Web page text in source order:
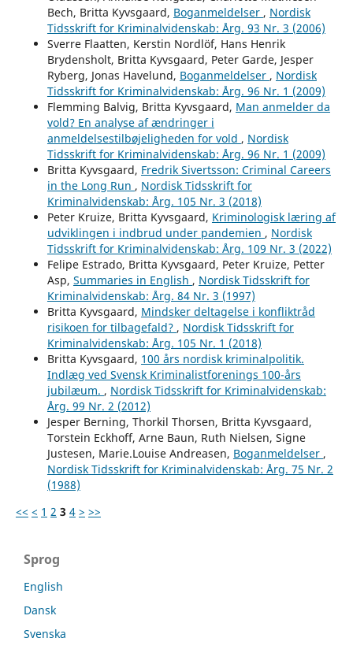
Bech, Britta Kyvsgaard, Boganmeldelser , Nordisk
Tidsskrift for Kriminalvidenskab: Årg. 93 Nr. 3 (2006)
Sverre Flaatten, Kerstin Nordlöf, Hans Henrik
Brydensholt, Britta Kyvsgaard, Peter Garde, Jesper
Ryberg, Jonas Havelund, Boganmeldelser , Nordisk
Tidsskrift for Kriminalvidenskab: Årg. 96 Nr. 1 (2009)
Flemming Balvig, Britta Kyvsgaard, Man anmelder da
vold? En analyse af ændringer i
anmeldelsestilbøjeligheden for vold , Nordisk
Tidsskrift for Kriminalvidenskab: Årg. 96 Nr. 1 (2009)
Britta Kyvsgaard, Fredrik Sivertsson: Criminal Careers
in the Long Run , Nordisk Tidsskrift for
Kriminalvidenskab: Årg. 105 Nr. 3 (2018)
Peter Kruize, Britta Kyvsgaard, Kriminologisk læring af
udviklingen i indbrud under pandemien , Nordisk
Tidsskrift for Kriminalvidenskab: Årg. 109 Nr. 3 (2022)
Felipe Estrado, Britta Kyvsgaard, Peter Kruize, Petter
Asp, Summaries in English , Nordisk Tidsskrift for
Kriminalvidenskab: Årg. 84 Nr. 3 (1997)
Britta Kyvsgaard, Mindsker deltagelse i konfliktråd
risikoen for tilbagefald? , Nordisk Tidsskrift for
Kriminalvidenskab: Årg. 105 Nr. 1 (2018)
Britta Kyvsgaard, 100 års nordisk kriminalpolitik.
Indlæg ved Svensk Kriminalistforenings 100-års
jubilæum. , Nordisk Tidsskrift for Kriminalvidenskab:
Årg. 99 Nr. 2 (2012)
Jesper Berning, Thorkil Thorsen, Britta Kyvsgaard,
Torstein Eckhoff, Arne Baun, Ruth Nielsen, Signe
Justesen, Marie.Louise Andreasen, Boganmeldelser ,
Nordisk Tidsskrift for Kriminalvidenskab: Årg. 75 Nr. 2
(1988)
<< < 1 2 3 4 > >>
Sprog
English
Dansk
Svenska